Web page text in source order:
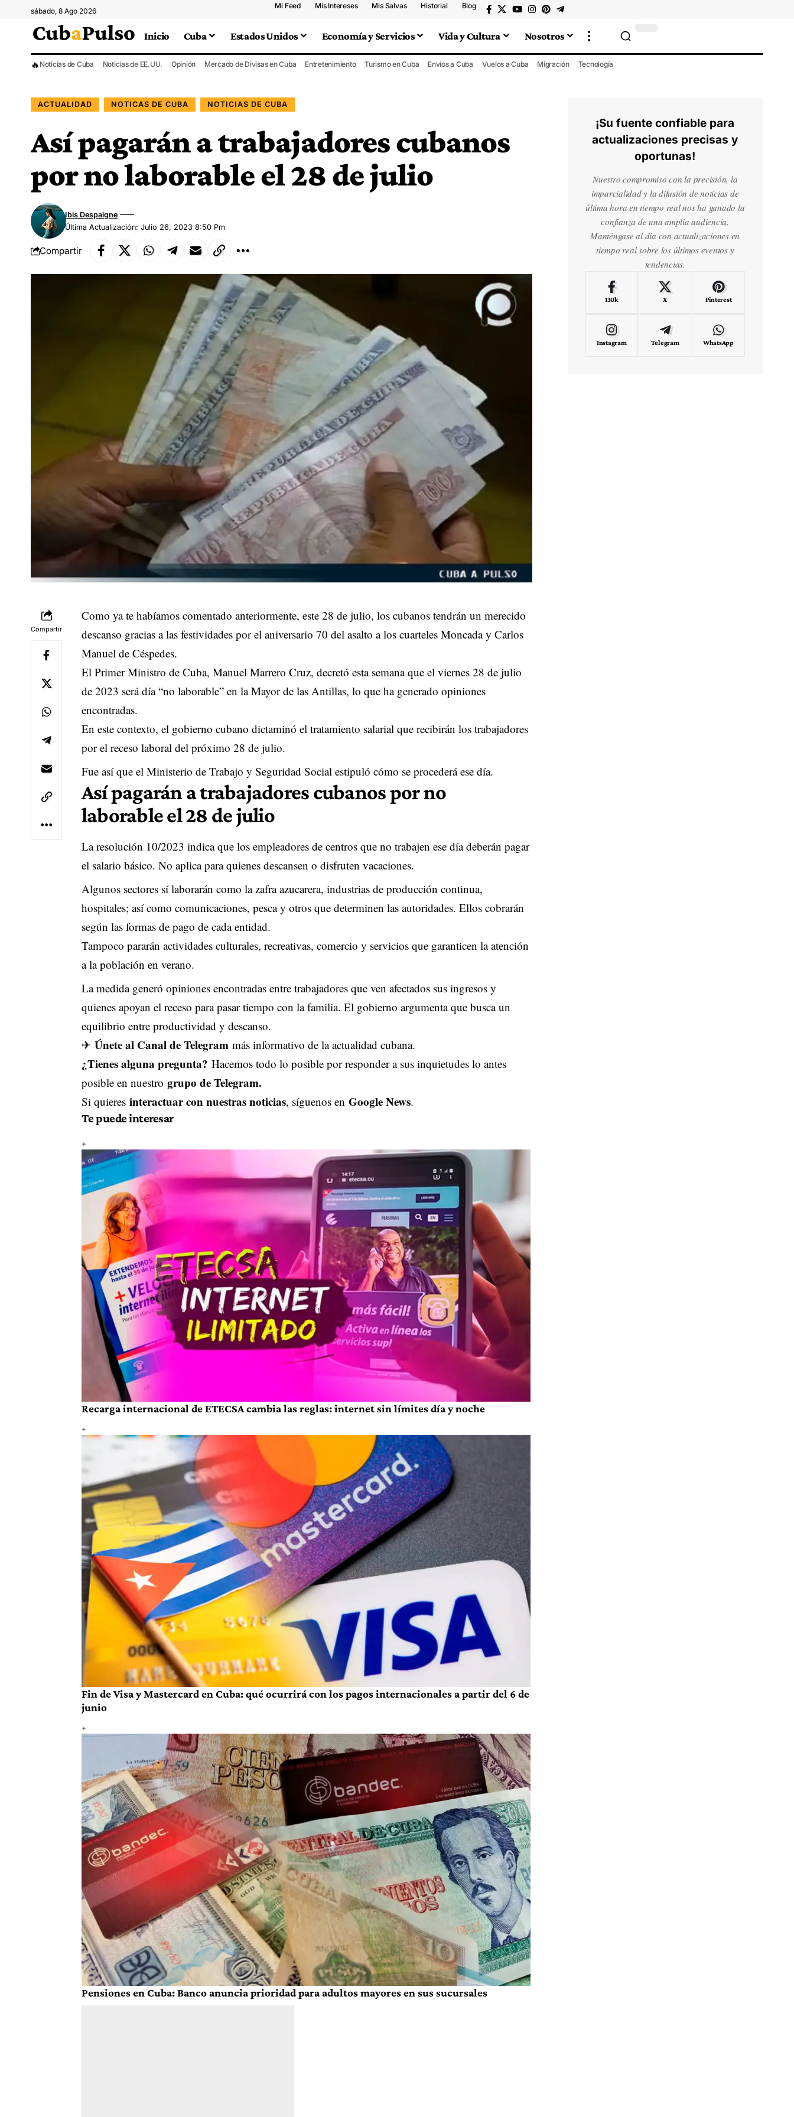
sábado, 8 Ago 2026
Mi Feed Mis Intereses Mis Salvas Historial Blog
Inicio Cuba Estados Unidos Economía y Servicios Vida y Cultura Nosotros
🔥 Noticias de Cuba Noticias de EE.UU. Opinión Mercado de Divisas en Cuba Entretenimiento Turismo en Cuba Envíos a Cuba Vuelos a Cuba Migración Tecnología
ACTUALIDAD NOTICAS DE CUBA NOTICIAS DE CUBA
Así pagarán a trabajadores cubanos
por no laborable el 28 de julio
Última Actualización: Julio 26, 2023 8:50 Pm
Ibis Despaigne
Compartir
Compartir
Como ya te habíamos comentado anteriormente, este 28 de julio, los cubanos tendrán un merecido
descanso gracias a las festividades por el aniversario 70 del asalto a los cuarteles Moncada y Carlos
Manuel de Céspedes.
El Primer Ministro de Cuba, Manuel Marrero Cruz, decretó esta semana que el viernes 28 de julio
de 2023 será día “no laborable” en la Mayor de las Antillas, lo que ha generado opiniones
encontradas.
En este contexto, el gobierno cubano dictaminó el tratamiento salarial que recibirán los trabajadores
por el receso laboral del próximo 28 de julio.
Fue así que el Ministerio de Trabajo y Seguridad Social estipuló cómo se procederá ese día.
Así pagarán a trabajadores cubanos por no
laborable el 28 de julio
La resolución 10/2023 indica que los empleadores de centros que no trabajen ese día deberán pagar
el salario básico. No aplica para quienes descansen o disfruten vacaciones.
Algunos sectores sí laborarán como la zafra azucarera, industrias de producción continua,
hospitales; así como comunicaciones, pesca y otros que determinen las autoridades. Ellos cobrarán
según las formas de pago de cada entidad.
Tampoco pararán actividades culturales, recreativas, comercio y servicios que garanticen la atención
a la población en verano.
La medida generó opiniones encontradas entre trabajadores que ven afectados sus ingresos y
quienes apoyan el receso para pasar tiempo con la familia. El gobierno argumenta que busca un
equilibrio entre productividad y descanso.
✈ Únete al Canal de Telegram más informativo de la actualidad cubana.
¿Tienes alguna pregunta? Hacemos todo lo posible por responder a sus inquietudes lo antes
posible en nuestro grupo de Telegram.
Si quieres interactuar con nuestras noticias, síguenos en Google News.
Te puede interesar
Recarga internacional de ETECSA cambia las reglas: internet sin límites día y noche
Fin de Visa y Mastercard en Cuba: qué ocurrirá con los pagos internacionales a partir del 6 de
junio
Pensiones en Cuba: Banco anuncia prioridad para adultos mayores en sus sucursales
¡Su fuente confiable para
actualizaciones precisas y
oportunas!
Nuestro compromiso con la precisión, la
imparcialidad y la difusión de noticias de
última hora en tiempo real nos ha ganado la
confianza de una amplia audiencia.
Manténgase al día con actualizaciones en
tiempo real sobre los últimos eventos y
tendencias.
130k X Pinterest
Instagram Telegram WhatsApp